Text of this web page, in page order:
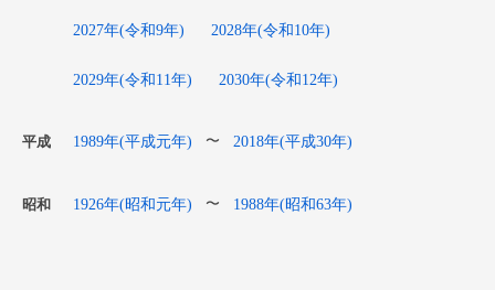
2027年(令和9年) 2028年(令和10年)
2029年(令和11年) 2030年(令和12年)
平成 1989年(平成元年) 〜 2018年(平成30年)
昭和 1926年(昭和元年) 〜 1988年(昭和63年)